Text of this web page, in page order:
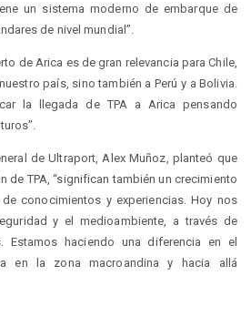
un sistema moderno de embarque de
de nivel mundial”.
de Arica es de gran relevancia para Chile,
país, sino también a Perú y a Bolivia.
la llegada de TPA a Arica pensando
de Ultraport, Alex Muñoz, planteó que
de TPA, “significan también un crecimiento
conocimientos y experiencias. Hoy nos
y el medioambiente, a través de
Estamos haciendo una diferencia en el
en la zona macroandina y hacia allá